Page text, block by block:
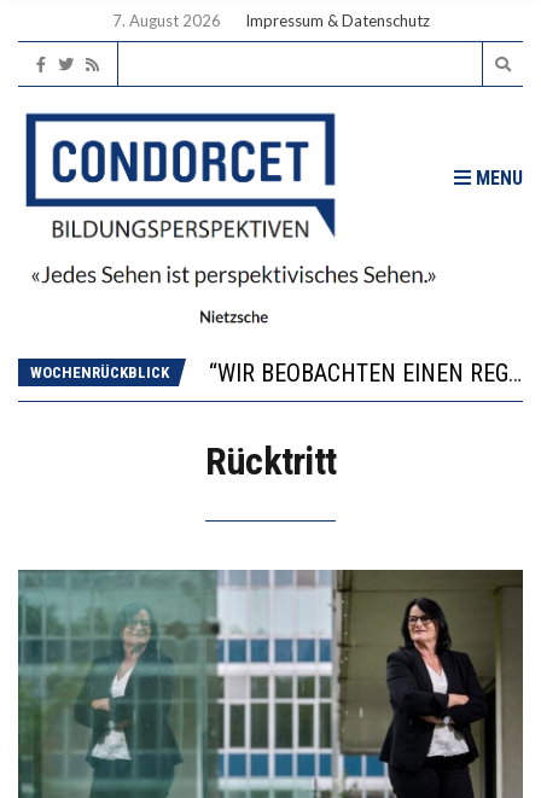
7. August 2026 Impressum & Datenschutz
MENU
WOCHENRÜCKBLICK
“WIR BEOBACHTEN EINEN REGELRECHTEN STURZFLUG BEI DEN LERNLEISTUNGEN”
DIE VERSTÄRKTE HARMONISIERUNG IM SCHULWESEN VERRINGERT DAS INNOVATIONSPOTENZIAL
Rücktritt